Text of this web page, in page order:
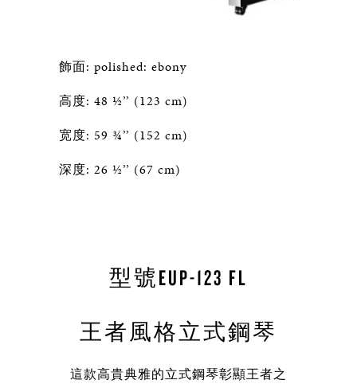
飾面: polished: ebony
高度: 48 ½’’ (123 cm)
宽度: 59 ¾’’ (152 cm)
深度: 26 ½’’ (67 cm)
型號EUP-123 FL
王者風格立式鋼琴
這款高貴典雅的立式鋼琴彰顯王者之